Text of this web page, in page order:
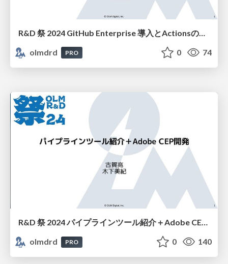
olmdrd
PRO 0 74
R&D 祭 2024 パイプラインツール紹介＋Adobe CEP開発
olmdrd
PRO 0 140